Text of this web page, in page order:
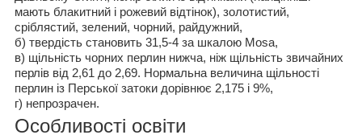
мають блакитний і рожевий відтінок), золотистий,
сріблястий, зелений, чорний, райдужний,
б) твердість становить 31,5-4 за шкалою Mosa,
в) щільність чорних перлин нижча, ніж щільність звичайних
перлів від 2,61 до 2,69. Нормальна величина щільності
перлин із Перської затоки дорівнює 2,175 і 9%,
г) непрозрачен.
Особливості освіти